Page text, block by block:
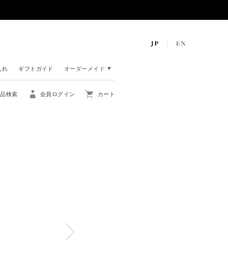
れ ギフトガイド オーダーメイド
検索 会員ログイン カート